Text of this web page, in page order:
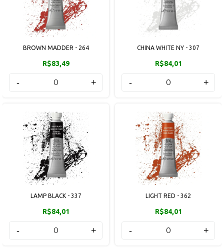
BROWN MADDER - 264
R$83,49
- +
CHINA WHITE NY - 307
R$84,01
- +
LAMP BLACK - 337
R$84,01
- +
LIGHT RED - 362
R$84,01
- +